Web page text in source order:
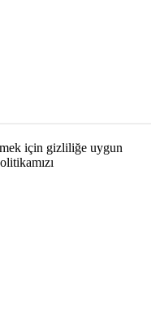
için gizliliğe uygun